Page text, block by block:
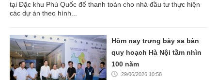
tại Đặc khu Phú Quốc để thanh toán cho nhà đầu tư thực hiện
các dự án theo hình...
Hôm nay trưng bày sa bàn
quy hoạch Hà Nội tầm nhìn
100 năm
29/06/2026 10:58